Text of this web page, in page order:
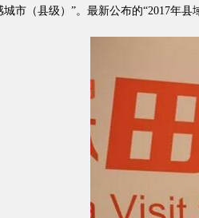
市（县级）”。最新公布的“2017年